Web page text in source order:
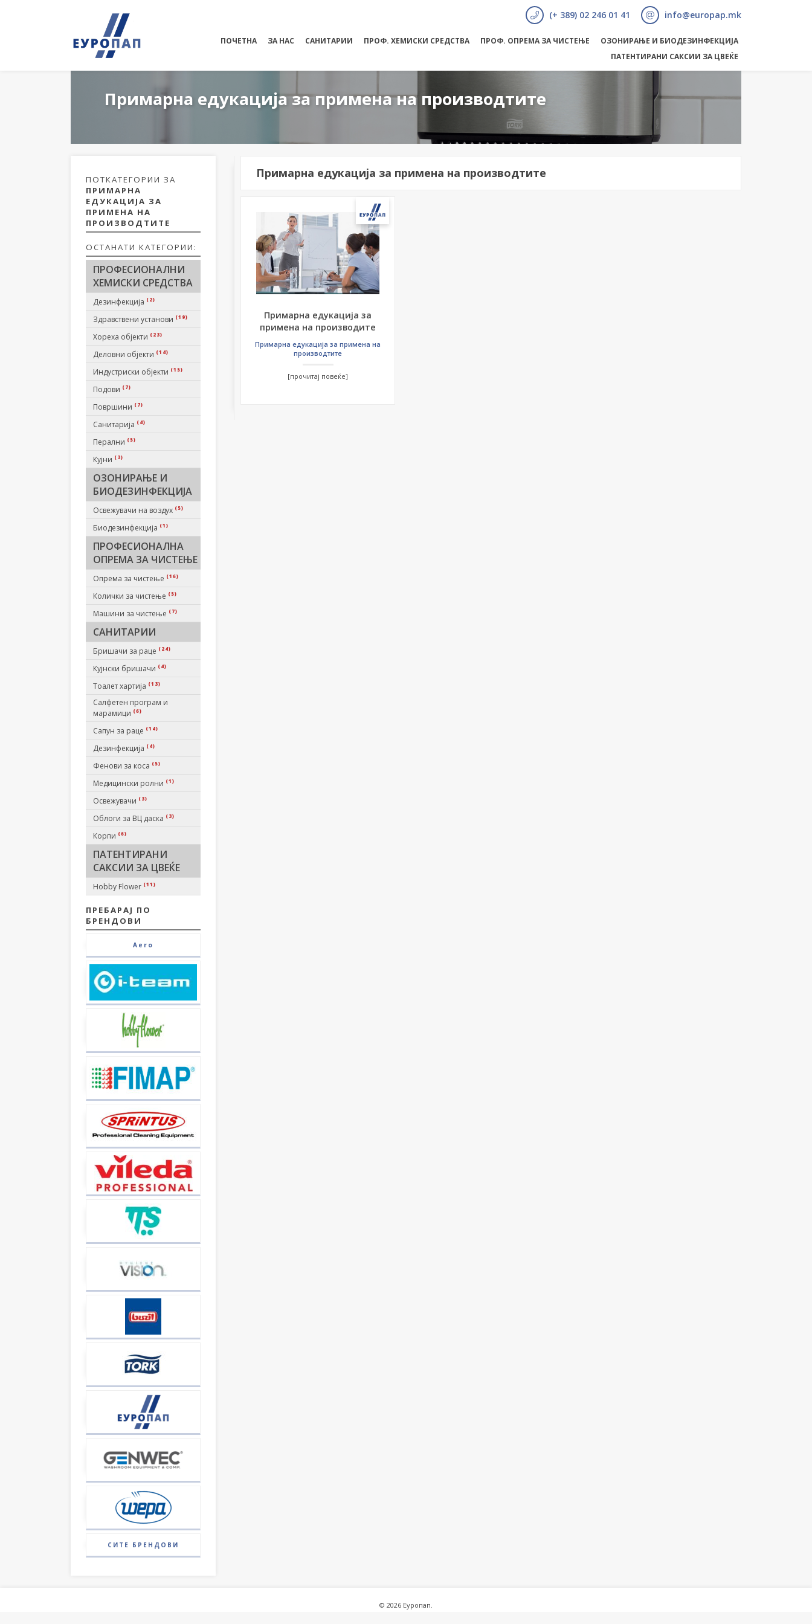
(+ 389) 02 246 01 41 info@europap.mk
ПОЧЕТНА ЗА НАС САНИТАРИИ ПРОФ. ХЕМИСКИ СРЕДСТВА ПРОФ. ОПРЕМА ЗА ЧИСТЕЊЕ
ОЗОНИРАЊЕ И БИОДЕЗИНФЕКЦИЈА
ПАТЕНТИРАНИ САКСИИ ЗА ЦВЕЌЕ
Примарна едукација за примена на производтите
ПОТКАТЕГОРИИ ЗА
ПРИМАРНА
ЕДУКАЦИЈА ЗА
ПРИМЕНА НА
ПРОИЗВОДТИТЕ
ОСТАНАТИ КАТЕГОРИИ:
ПРОФЕСИОНАЛНИ
ХЕМИСКИ СРЕДСТВА
Дезинфекција (2)
Здравствени установи (19)
Хореха објекти (23)
Деловни објекти (14)
Индустриски објекти (15)
Подови (7)
Површини (7)
Санитарија (4)
Перални (5)
Кујни (3)
ОЗОНИРАЊЕ И
БИОДЕЗИНФЕКЦИЈА
Освежувачи на воздух (5)
Биодезинфекција (1)
ПРОФЕСИОНАЛНА
ОПРЕМА ЗА ЧИСТЕЊЕ
Опрема за чистење (16)
Колички за чистење (5)
Машини за чистење (7)
САНИТАРИИ
Бришачи за раце (24)
Кујнски бришачи (4)
Тоалет хартија (13)
Салфетен програм и
марамици (6)
Сапун за раце (14)
Дезинфекција (4)
Фенови за коса (5)
Медицински ролни (1)
Освежувачи (3)
Облоги за ВЦ даска (3)
Корпи (6)
ПАТЕНТИРАНИ
САКСИИ ЗА ЦВЕЌЕ
Hobby Flower (11)
ПРЕБАРАЈ ПО
БРЕНДОВИ
Aero
СИТЕ БРЕНДОВИ
Примарна едукација за примена на производтите
Примарна едукација за
примена на производите
Примарна едукација за примена на
производтите
[прочитај повеќе]
© 2026 Еуропап.